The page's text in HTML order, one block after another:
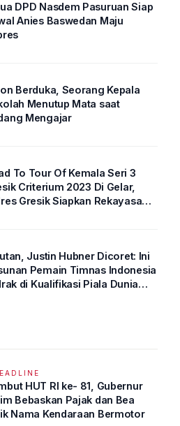
DPD Nasdem Pasuruan Siap
Anies Baswedan Maju
Seorang Kepala
Menutup Mata saat
Mengajar
To Tour Of Kemala Seri 3
Criterium 2023 Di Gelar,
Gresik Siapkan Rekayasa
Justin Hubner Dicoret: Ini
Pemain Timnas Indonesia
di Kualifikasi Piala Dunia
HUT RI ke- 81, Gubernur
Bebaskan Pajak dan Bea
Nama Kendaraan Bermotor